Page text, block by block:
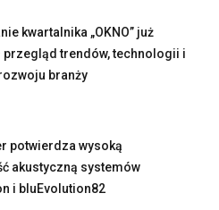
kwartalnika „OKNO” już
przegląd trendów, technologii i
branży
potwierdza wysoką
akustyczną systemów
i bluEvolution82